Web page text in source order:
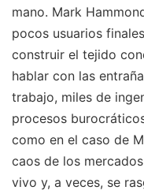
mano. Mark
pocos usuarios
construir el tejido
hablar con las
trabajo, miles de
procesos
como en el caso de
caos de los
vivo y, a veces, se